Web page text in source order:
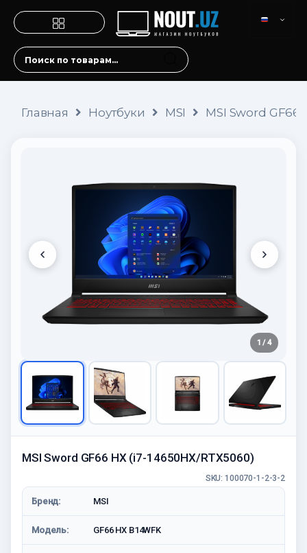
Главная Ноутбуки MSI MSI Sword GF66
1 / 4
MSI Sword GF66 HX (i7-14650HX/RTX5060)
SKU: 100070-1-2-3-2
Бренд: MSI
Модель: GF66 HX B14WFK